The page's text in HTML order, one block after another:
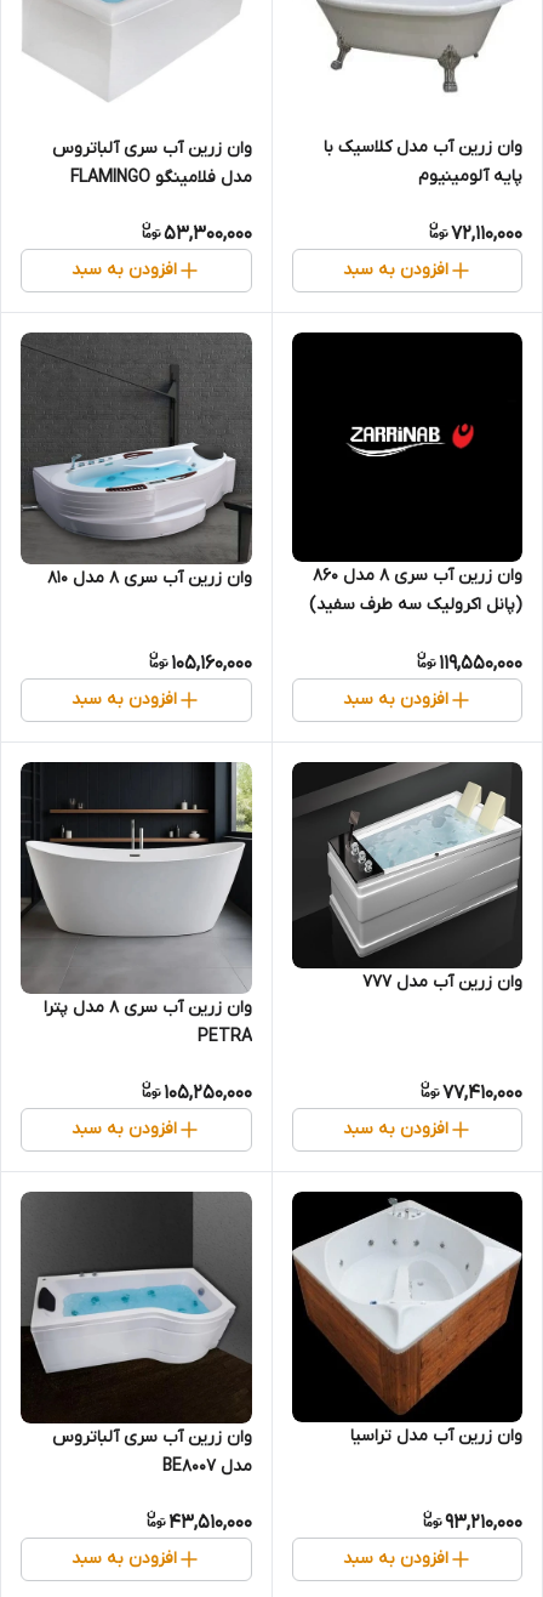
وان زرین آب مدل کلاسیک با
پایه آلومینیوم
72,110,000
افزودن به سبد
وان زرین آب سری آلباتروس
مدل فلامینگو FLAMINGO
53,300,000
افزودن به سبد
وان زرین آب سری 8 مدل 860
(پانل اکرولیک سه طرف سفید)
119,550,000
افزودن به سبد
وان زرین آب سری 8 مدل 810
105,160,000
افزودن به سبد
وان زرین آب مدل 777
77,410,000
افزودن به سبد
وان زرین آب سری 8 مدل پترا
PETRA
105,250,000
افزودن به سبد
وان زرین آب مدل تراسیا
93,210,000
افزودن به سبد
وان زرین آب سری آلباتروس
مدل BE8007
43,510,000
افزودن به سبد